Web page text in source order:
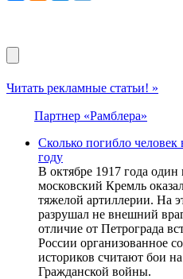
Читать рекламные статьи! »
Партнер «Рамблера»
Сколько погибло
году
В октябре 1917 года
московский Кремль
тяжелой артиллерии. На
разрушал не внешний
отличие от Петрограда
России организованное
историков считают бои
Гражданской войны.